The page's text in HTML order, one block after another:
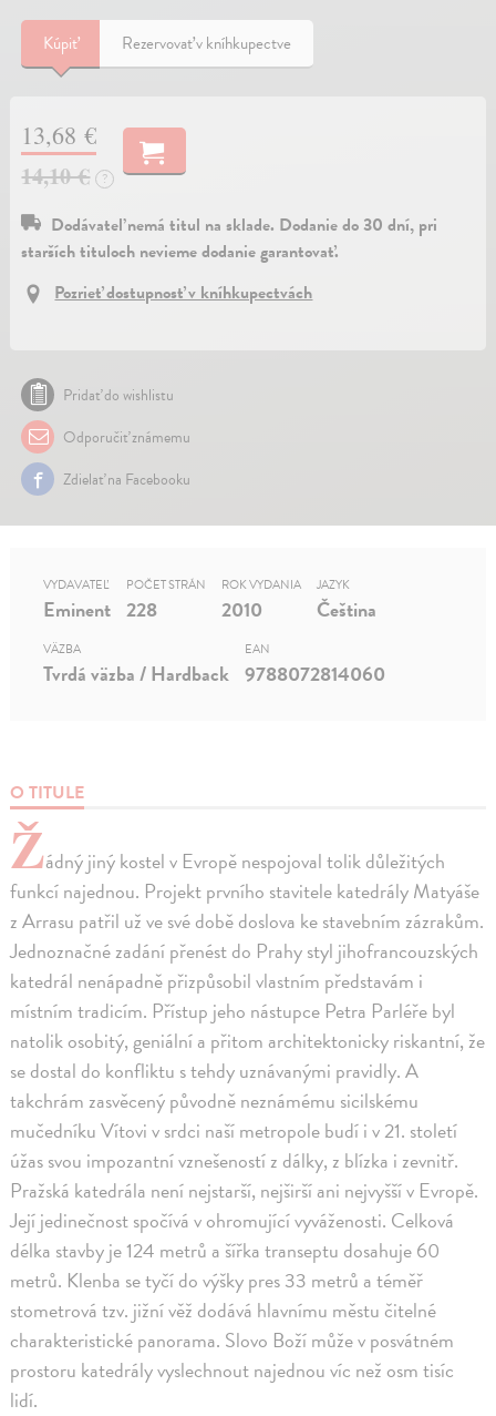
Kúpiť Rezervovať v kníhkupectve
13,68 €
14,10 €
?
Dodávateľ nemá titul na sklade. Dodanie do 30 dní, pri
starších tituloch nevieme dodanie garantovať.
Pozrieť dostupnosť v kníhkupectvách
Pridať do wishlistu
Odporučiť známemu
Zdielať na Facebooku
O TITULE
Žádný jiný kostel v Evropě nespojoval tolik důležitých
funkcí najednou. Projekt prvního stavitele katedrály Matyáše
z Arrasu patřil už ve své době doslova ke stavebním zázrakům.
Jednoznačné zadání přenést do Prahy styl jihofrancouzských
katedrál nenápadně přizpůsobil vlastním představám i
místním tradicím. Přístup jeho nástupce Petra Parléře byl
natolik osobitý, geniální a přitom architektonicky riskantní, že
se dostal do konfliktu s tehdy uznávanými pravidly. A
takchrám zasvěcený původně neznámému sicilskému
mučedníku Vítovi v srdci naší metropole budí i v 21. století
úžas svou impozantní vznešeností z dálky, z blízka i zevnitř.
Pražská katedrála není nejstarší, nejširší ani nejvyšší v Evropě.
Její jedinečnost spočívá v ohromující vyváženosti. Celková
délka stavby je 124 metrů a šířka transeptu dosahuje 60
metrů. Klenba se tyčí do výšky pres 33 metrů a téměř
stometrová tzv. jižní věž dodává hlavnímu městu čitelné
charakteristické panorama. Slovo Boží může v posvátném
prostoru katedrály vyslechnout najednou víc než osm tisíc
lidí.
VYDAVATEĽ
Eminent
POČET STRÁN
228
ROK VYDANIA
2010
JAZYK
Čeština
VÄZBA
Tvrdá väzba / Hardback
EAN
9788072814060